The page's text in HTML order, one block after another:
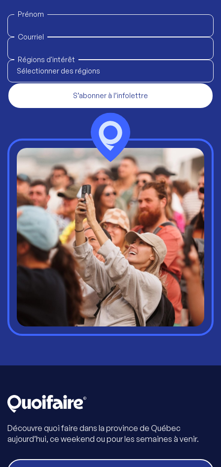
Prénom
Courriel
Régions d'intérêt
Sélectionner des régions
S’abonner à l’infolettre
Découvre quoi faire dans la province de Québec
aujourd’hui, ce weekend ou pour les semaines à venir.